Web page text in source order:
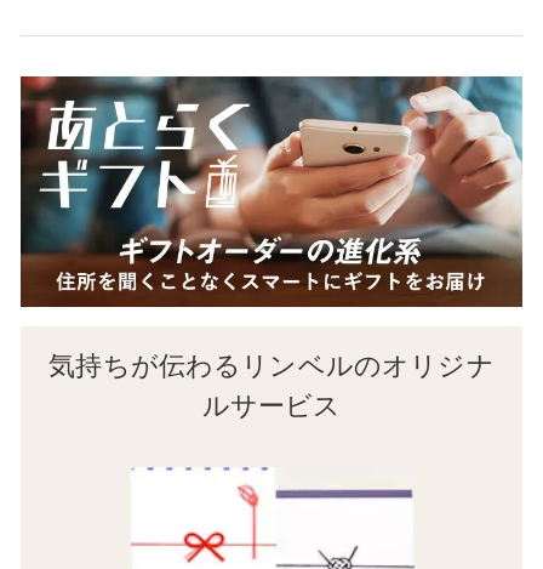
気持ちが伝わるリンベルのオリジナ
ルサービス